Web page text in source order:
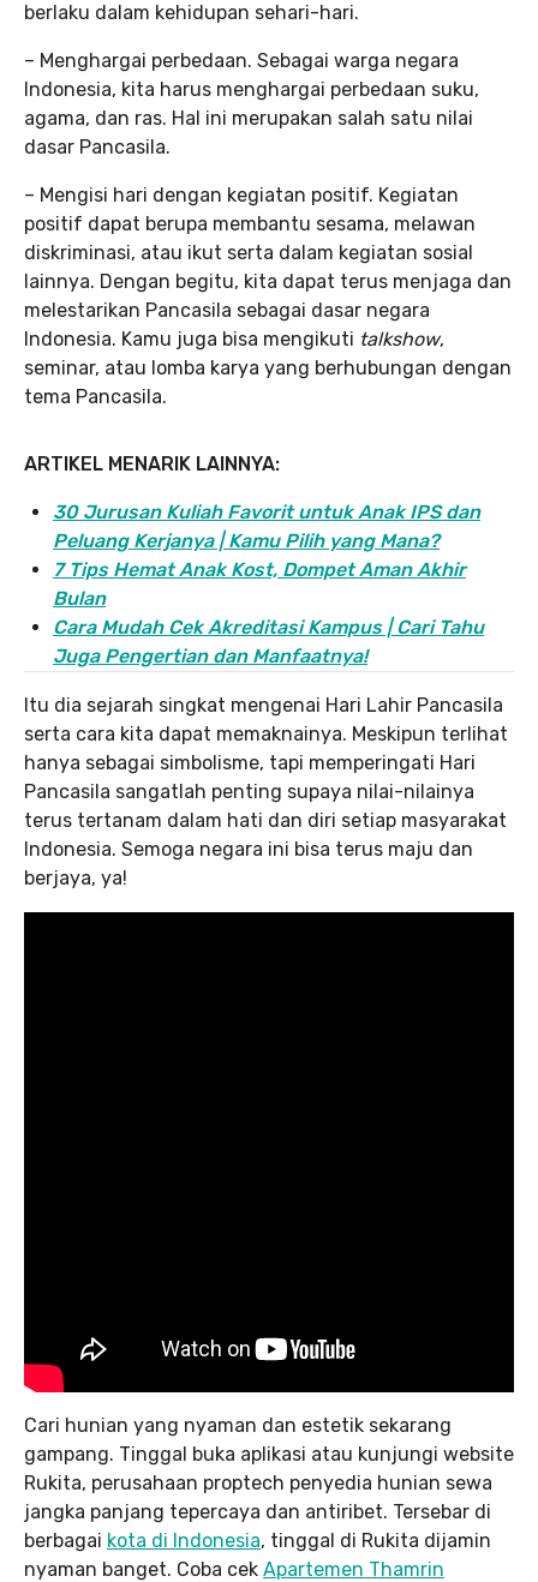
berlaku dalam kehidupan sehari-hari.
– Menghargai perbedaan. Sebagai warga negara
Indonesia, kita harus menghargai perbedaan suku,
agama, dan ras. Hal ini merupakan salah satu nilai
dasar Pancasila.
– Mengisi hari dengan kegiatan positif. Kegiatan
positif dapat berupa membantu sesama, melawan
diskriminasi, atau ikut serta dalam kegiatan sosial
lainnya. Dengan begitu, kita dapat terus menjaga dan
melestarikan Pancasila sebagai dasar negara
Indonesia. Kamu juga bisa mengikuti talkshow,
seminar, atau lomba karya yang berhubungan dengan
tema Pancasila.
ARTIKEL MENARIK LAINNYA:
30 Jurusan Kuliah Favorit untuk Anak IPS dan
Peluang Kerjanya | Kamu Pilih yang Mana?
7 Tips Hemat Anak Kost, Dompet Aman Akhir
Bulan
Cara Mudah Cek Akreditasi Kampus | Cari Tahu
Juga Pengertian dan Manfaatnya!
Itu dia sejarah singkat mengenai Hari Lahir Pancasila
serta cara kita dapat memaknainya. Meskipun terlihat
hanya sebagai simbolisme, tapi memperingati Hari
Pancasila sangatlah penting supaya nilai-nilainya
terus tertanam dalam hati dan diri setiap masyarakat
Indonesia. Semoga negara ini bisa terus maju dan
berjaya, ya!
Cari hunian yang nyaman dan estetik sekarang
gampang. Tinggal buka aplikasi atau kunjungi website
Rukita, perusahaan proptech penyedia hunian sewa
jangka panjang tepercaya dan antiribet. Tersebar di
berbagai kota di Indonesia, tinggal di Rukita dijamin
nyaman banget. Coba cek Apartemen Thamrin